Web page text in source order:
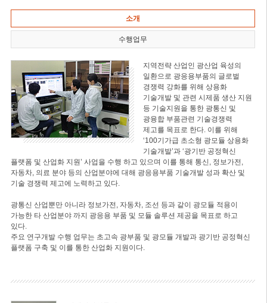
소개
수행업무
지역전략 산업인 광산업 육성의
일환으로 광응용부품의 글로벌
경쟁력 강화를 위해 상용화
기술개발 및 관련 시제품 생산 지원
등 기술지원을 통한 광통신 및
광융합 부품관련 기술경쟁력
제고를 목표로 한다. 이를 위해
‘100기가급 초소형 광모듈 상용화
기술개발’과 ‘광기반 공정혁신
플랫폼 및 산업화 지원’ 사업을 수행 하고 있으며 이를 통해 통신, 정보가전,
자동차, 의료 분야 등의 산업분야에 대해 광응용부품 기술개발 성과 확산 및
기술 경쟁력 제고에 노력하고 있다.
광통신 산업뿐만 아니라 정보가전, 자동차, 조선 등과 같이 광모듈 적용이
가능한 타 산업분야 까지 광응용 부품 및 모듈 솔루션 제공을 목표로 하고
있다.
주요 연구개발 수행 업무는 초고속 광부품 및 광모듈 개발과 광기반 공정혁신
플랫폼 구축 및 이를 통한 산업화 지원이다.